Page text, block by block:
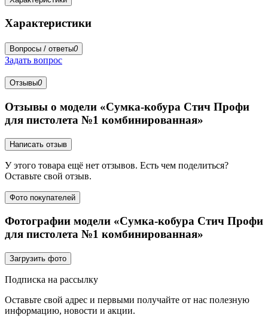
Характеристики
Вопросы / ответы0
Задать вопрос
Отзывы0
Отзывы о модели «Сумка-кобура Стич Профи
для пистолета №1 комбинированная»
Написать отзыв
У этого товара ещё нет отзывов. Есть чем поделиться?
Оставьте свой отзыв.
Фото покупателей
Фотографии модели «Сумка-кобура Стич Профи
для пистолета №1 комбинированная»
Загрузить фото
Подписка на рассылку
Оставьте свой адрес и первыми получайте от нас полезную
информацию, новости и акции.